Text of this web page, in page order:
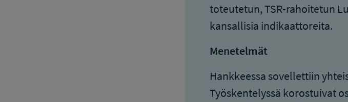
toteutetun, TSR-rahoitetun
kansallisia indikaattoreita.
Menetelmät
Hankkeessa sovellettiin
Työskentelyssä korostuivat